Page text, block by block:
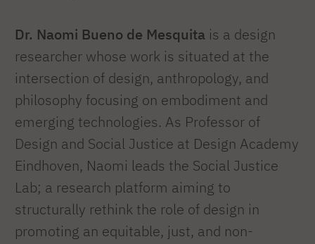
Dr. Naomi Bueno de Mesquita is a design
researcher whose work is situated at the
intersection of design, anthropology, and
philosophy focusing on embodiment and
emerging technologies. As Professor of
Design and Social Justice at Design Academy
Eindhoven, Naomi leads the Social Justice
Lab; a research platform aiming to
structurally rethink the role of design in
promoting an equitable, just, and non-